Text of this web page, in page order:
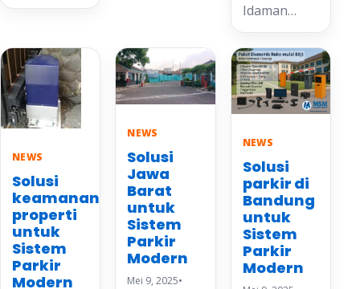
Idaman…
NEWS
Solusi
keamanan
properti
untuk
Sistem
Parkir
Modern
NEWS
Solusi
Jawa
Barat
untuk
Sistem
Parkir
Modern
Mei 9, 2025•
NEWS
Solusi
parkir di
Bandung
untuk
Sistem
Parkir
Modern